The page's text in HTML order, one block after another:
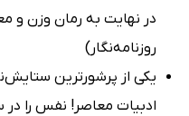
در نهایت به رمان وزن و
روزنامه‌نگار)
یکی از پرشورترین
ادبیات معاصر! نفس را